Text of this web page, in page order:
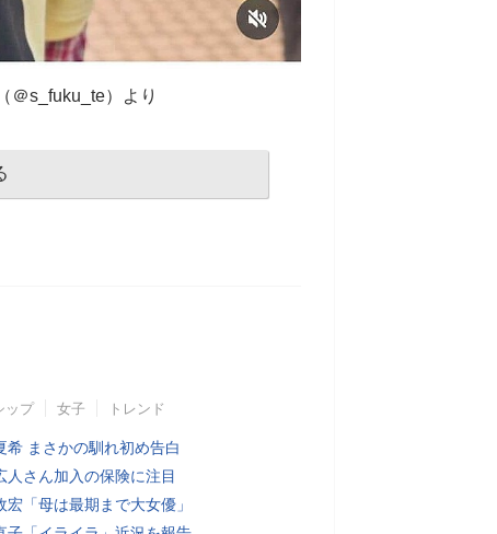
＠s_fuku_te）より
ップ 女子 トレンド
希 まさかの馴れ初め告白
人さん加入の保険に注目
宏「母は最期まで大女優」